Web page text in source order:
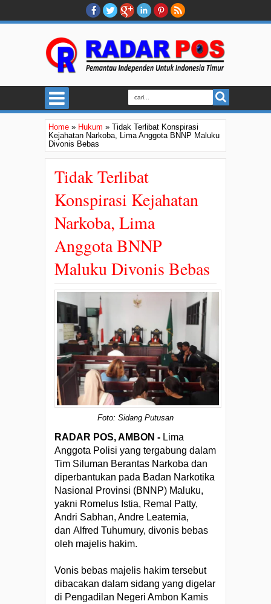
Home » Hukum » Tidak Terlibat Konspirasi
Kejahatan Narkoba, Lima Anggota BNNP Maluku
Divonis Bebas
Tidak Terlibat
Konspirasi Kejahatan
Narkoba, Lima
Anggota BNNP
Maluku Divonis Bebas
Foto: Sidang Putusan
RADAR POS, AMBON - Lima
Anggota Polisi yang tergabung dalam
Tim Siluman Berantas Narkoba dan
diperbantukan pada Badan Narkotika
Nasional Provinsi (BNNP) Maluku,
yakni Romelus Istia, Remal Patty,
Andri Sabhan, Andre Leatemia,
dan Alfred Tuhumury, divonis bebas
oleh majelis hakim.
Vonis bebas majelis hakim tersebut
dibacakan dalam sidang yang digelar
di Pengadilan Negeri Ambon Kamis